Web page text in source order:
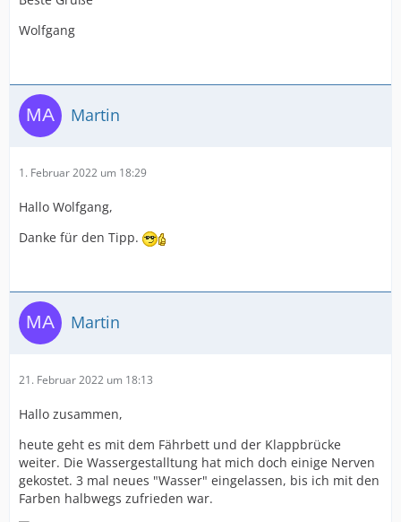
Wolfgang
Martin
1. Februar 2022 um 18:29
Hallo Wolfgang,
Danke für den Tipp.
Martin
21. Februar 2022 um 18:13
Hallo zusammen,
heute geht es mit dem Fährbett und der Klappbrücke
weiter. Die Wassergestalltung hat mich doch einige Nerven
gekostet. 3 mal neues "Wasser" eingelassen, bis ich mit den
Farben halbwegs zufrieden war.